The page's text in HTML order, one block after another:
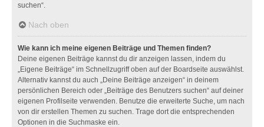
suchen“.
Nach oben
Wie kann ich meine eigenen Beiträge und Themen finden?
Deine eigenen Beiträge kannst du dir anzeigen lassen, indem du
„Eigene Beiträge“ im Schnellzugriff oben auf der Boardseite auswählst.
Alternativ kannst du auch „Deine Beiträge anzeigen“ in deinem
persönlichen Bereich oder „Beiträge des Benutzers suchen“ auf deiner
eigenen Profilseite verwenden. Benutze die erweiterte Suche, um nach
von dir erstellen Themen zu suchen. Trage dort die entsprechenden
Optionen in die Suchmaske ein.